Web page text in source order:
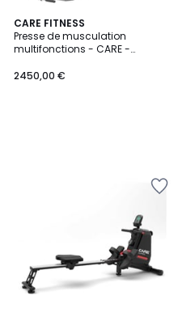
CARE FITNESS
Presse de musculation
multifonctions - CARE -
2450,00 €